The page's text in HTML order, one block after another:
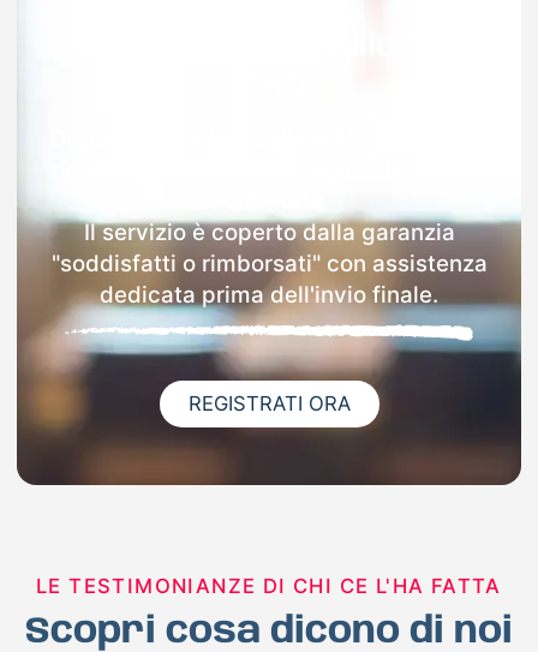
Il servizio è coperto dalla garanzia
"soddisfatti o rimborsati" con assistenza
dedicata prima dell'invio finale.
REGISTRATI ORA
LE TESTIMONIANZE DI CHI CE L'HA FATTA
Scopri cosa dicono di noi